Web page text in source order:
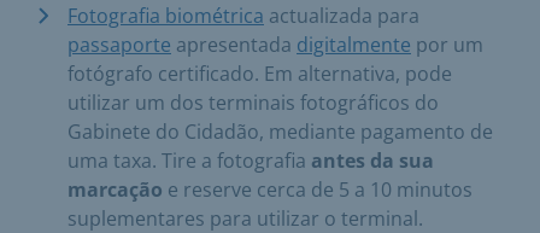
Fotografia biométrica actualizada para
passaporte apresentada digitalmente por um
fotógrafo certificado. Em alternativa, pode
utilizar um dos terminais fotográficos do
Gabinete do Cidadão, mediante pagamento de
uma taxa. Tire a fotografia antes da sua
marcação e reserve cerca de 5 a 10 minutos
suplementares para utilizar o terminal.